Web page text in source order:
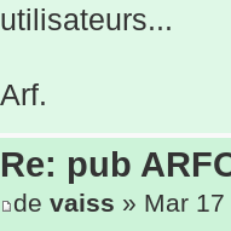
utilisateurs...
Arf.
Re: pub
de vaiss » Mar